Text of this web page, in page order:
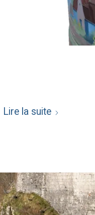
Lire la suite